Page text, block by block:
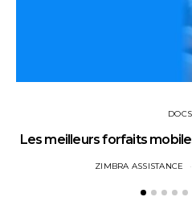
DOCS
Les meilleurs forfaits
ZIMBRA ASSISTANCE